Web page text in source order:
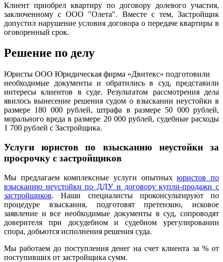
Клиент приобрел квартиру по договору долевого участия,
заключенному с ООО "Олета". Вместе с тем, Застройщик
допустил нарушение условия договора о передаче квартиры в
оговоренный срок.
Решение по делу
Юристы ООО Юридическая фирма «Двитекс» подготовили
необходимые документы и обратились в суд, представили
интересы клиентов в суде. Результатом рассмотрения дела
явилось вынесение решения судом о взыскании неустойки в
размере 180 000 рублей, штрафа в размере 50 000 рублей,
морального вреда в размере 20 000 рублей, судебные расходы
1 700 рублей с Застройщика.
Услуги юристов по взысканию неустойки за
просрочку с застройщиков
Мы предлагаем комплексные услуги опытныхюристов по
взысканию неустойки по ДДУ и договору купли-продажи с
застройщиков. Наши специалисты проконсультируют по
процедуре взыскания, подготовят претензию, исковое
заявление и все необходимые документы в суд, сопроводят
доверителя при досудебном и судебном урегулировании
спора, добьются исполнения решения суда.
Мы работаем до поступления денег на счет клиента за % от
поступивших от застройщика сумм.